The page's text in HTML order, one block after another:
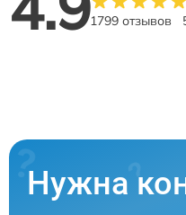
1799 отзывов
Нужна